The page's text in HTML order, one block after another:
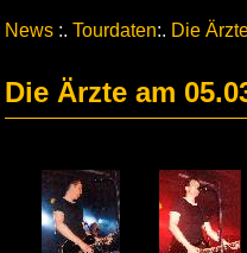
News :. Tourdaten:. Die
Die Ärzte am